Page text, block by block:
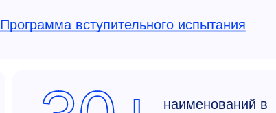
Программа вступительного испытания
наименований в